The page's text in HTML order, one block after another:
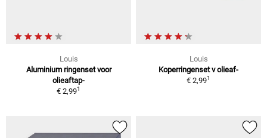
Louis
Aluminium ringenset voor
olieaftap-
€ 2,991
Louis
Koperringenset v olieaf-
€ 2,991